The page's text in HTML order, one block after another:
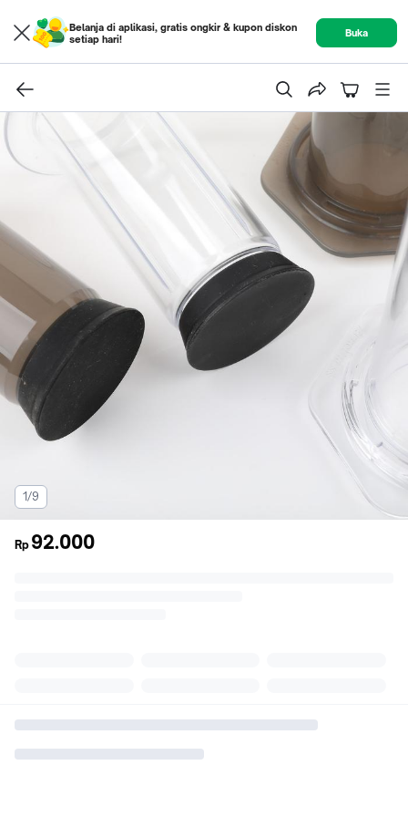
Belanja di aplikasi, gratis ongkir & kupon diskon
setiap hari!
Buka
1/9
Rp 92.000